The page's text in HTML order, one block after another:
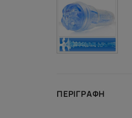
ΠΕΡΙΓΡΑΦΉ